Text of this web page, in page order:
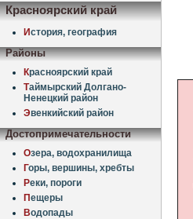
Красноярский край
История, география
Районы
Красноярский край
Таймырский Долгано-
Ненецкий район
Эвенкийский район
Достопримечательности
Озера, водохранилища
Горы, вершины, хребты
Реки, пороги
Пещеры
Водопады